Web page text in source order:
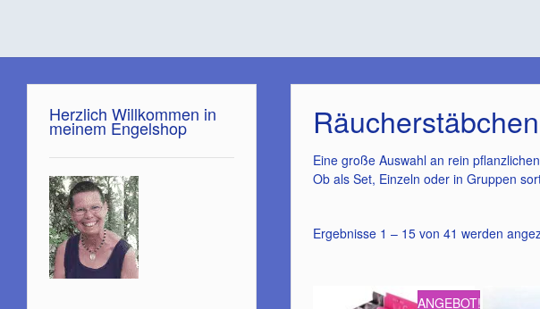
Räucherstäbchen
Eine große Auswahl an rein
Ob als Set, Einzeln oder in Gruppen
Ergebnisse 1 – 15 von 41 werden
ANGEBOT!
Herzlich Willkommen in
meinem Engelshop